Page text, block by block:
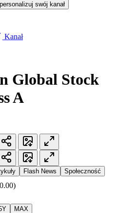
swój kanał
Kanał
Global Stock
A
Flash News Społeczność
MAX